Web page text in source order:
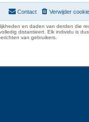
Verwijder
Contact
en daden van derden die
distantieert. Elk individu is
van gebruikers.